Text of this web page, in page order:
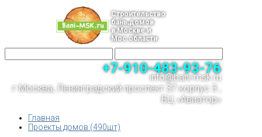
Строительство
бань,домов
в Москве и
Мос.области
+7-910-483-93-76
info@bani-msk.ru
г.Москва, Ленинградский проспект 37 корпус 3 ,
БЦ «Авиатор»
Главная
Проекты домов (490шт)